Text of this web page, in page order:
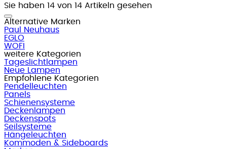
Sie haben 14 von 14 Artikeln gesehen
Alternative Marken
Paul Neuhaus
EGLO
WOFI
weitere Kategorien
Tageslichtlampen
Neue Lampen
Empfohlene Kategorien
Pendelleuchten
Panels
Schienensysteme
Deckenlampen
Deckenspots
Seilsysteme
Hängeleuchten
Kommoden & Sideboards